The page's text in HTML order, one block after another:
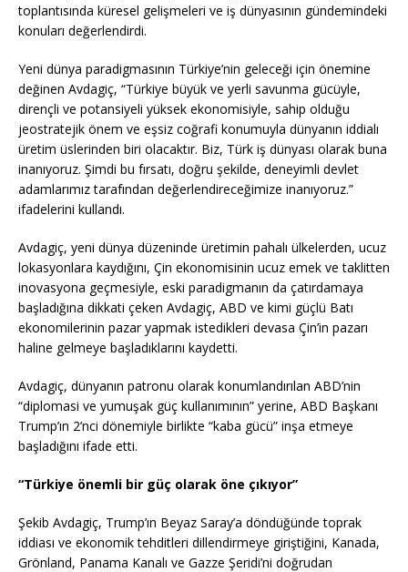
toplantısında küresel gelişmeleri ve iş dünyasının gündemindeki
konuları değerlendirdi.
Yeni dünya paradigmasının Türkiye’nin geleceği için önemine
değinen Avdagiç, “Türkiye büyük ve yerli savunma gücüyle,
dirençli ve potansiyeli yüksek ekonomisiyle, sahip olduğu
jeostratejik önem ve eşsiz coğrafi konumuyla dünyanın iddialı
üretim üslerinden biri olacaktır. Biz, Türk iş dünyası olarak buna
inanıyoruz. Şimdi bu fırsatı, doğru şekilde, deneyimli devlet
adamlarımız tarafından değerlendireceğimize inanıyoruz.”
ifadelerini kullandı.
Avdagiç, yeni dünya düzeninde üretimin pahalı ülkelerden, ucuz
lokasyonlara kaydığını, Çin ekonomisinin ucuz emek ve taklitten
inovasyona geçmesiyle, eski paradigmanın da çatırdamaya
başladığına dikkati çeken Avdagiç, ABD ve kimi güçlü Batı
ekonomilerinin pazar yapmak istedikleri devasa Çin’in pazarı
haline gelmeye başladıklarını kaydetti.
Avdagiç, dünyanın patronu olarak konumlandırılan ABD’nin
“diplomasi ve yumuşak güç kullanımının” yerine, ABD Başkanı
Trump’ın 2’nci dönemiyle birlikte “kaba gücü” inşa etmeye
başladığını ifade etti.
“Türkiye önemli bir güç olarak öne çıkıyor”
Şekib Avdagiç, Trump’ın Beyaz Saray’a döndüğünde toprak
iddiası ve ekonomik tehditleri dillendirmeye giriştiğini, Kanada,
Grönland, Panama Kanalı ve Gazze Şeridi’ni doğrudan